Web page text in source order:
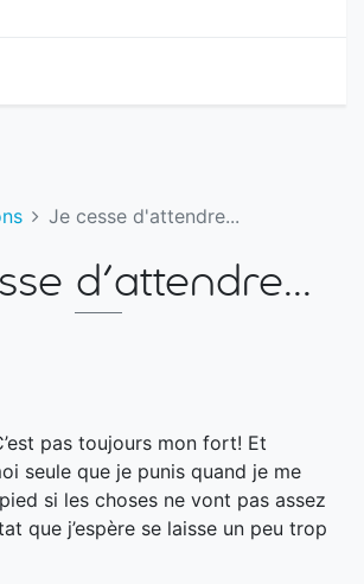
Je cesse d'attendre...
d'attendre...
pas toujours mon fort! Et
seule que je punis quand je me
si les choses ne vont pas assez
que j’espère se laisse un peu trop